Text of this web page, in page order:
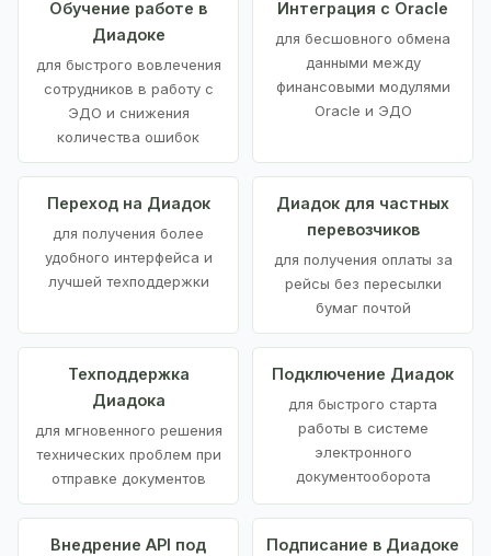
Обучение работе в
Диадоке
для быстрого вовлечения
сотрудников в работу с
ЭДО и снижения
количества ошибок
Интеграция с Oracle
для бесшовного обмена
данными между
финансовыми модулями
Oracle и ЭДО
Переход на Диадок
для получения более
удобного интерфейса и
лучшей техподдержки
Диадок для частных
перевозчиков
для получения оплаты за
рейсы без пересылки
бумаг почтой
Техподдержка
Диадока
для мгновенного решения
технических проблем при
отправке документов
Подключение Диадок
для быстрого старта
работы в системе
электронного
документооборота
Внедрение API под
Подписание в Диадоке